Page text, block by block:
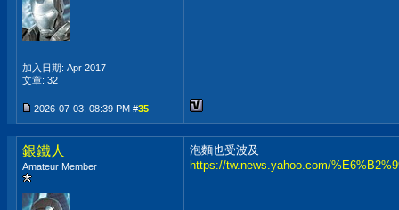
加入日期: Apr 2017
文章: 32
2026-07-03, 08:39 PM #35
銀鐵人
Amateur Member
泡麵也受波及
https://tw.news.yahoo.com/